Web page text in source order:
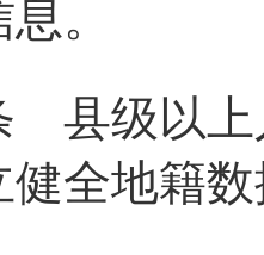
。
县级以上
健全地籍